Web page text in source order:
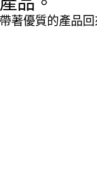
著優質的產品